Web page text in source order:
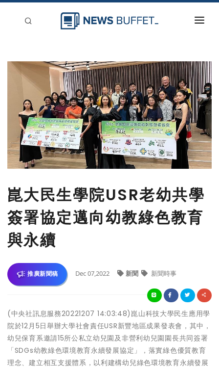
新聞稿分類
登入
刊登
崑大民生學院USR老幼共學
簽署協定邁向幼教綠色教育
與永續
推廣新聞稿 Dec 07,2022 新聞 新聞時事
(中央社訊息服務20221207 14:03:48)崑山科技大學民生應用學
院於12月5日舉辦大學社會責任USR新豐地區成果發表會，其中，
幼兒保育系邀請15所公私立幼兒園及非營利幼兒園園長共同簽署
「SDGs幼教綠色環境教育永續發展協定」，落實綠色優質教育
理念、建立相互支援體系，以利建構幼兒綠色環境教育永續發展